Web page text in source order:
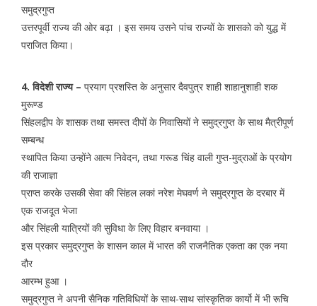
समुद्रगुप्त
उत्तरपूर्वी राज्य की ओर बढ़ा । इस समय उसने पांच राज्यों के शासको को युद्ध में
पराजित किया।
4. विदेशी राज्य – प्रयाग प्रशस्ति के अनुसार दैवपुत्र शाही शाहानुशाही शक
मुरूण्ड
सिंहलद्वीप के शासक तथा समस्त दीपों के निवासियों ने समुद्रगुप्त के साथ मैत्रीपूर्ण
सम्बन्ध
स्थापित किया उन्होंने आत्म निवेदन, तथा गरूड चिंह वाली गुप्त-मुद्राओं के प्रयोग
की राजाज्ञा
प्राप्त करके उसकी सेवा की सिंहल लकां नरेश मेघवर्ण ने समुद्रगुप्त के दरबार में
एक राजदूत भेजा
और सिंहली यात्रियों की सुविधा के लिए विहार बनवाया ।
इस प्रकार समुद्रगुप्त के शासन काल में भारत की राजनैतिक एकता का एक नया
दौर
आरम्भ हुआ ।
समुद्रगुप्त ने अपनी सैनिक गतिविधियों के साथ-साथ सांस्कृतिक कार्यो में भी रूचि